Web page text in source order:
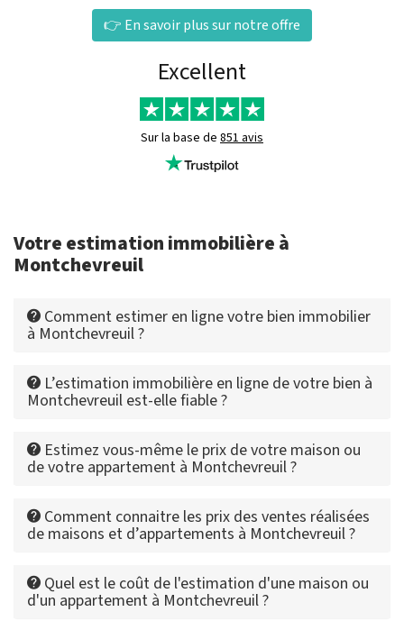
👉 En savoir plus sur notre offre
Excellent
Sur la base de 851 avis
Votre estimation immobilière à
Montchevreuil
Comment estimer en ligne votre bien immobilier
à Montchevreuil ?
L’estimation immobilière en ligne de votre bien à
Montchevreuil est-elle fiable ?
Estimez vous-même le prix de votre maison ou
de votre appartement à Montchevreuil ?
Comment connaitre les prix des ventes réalisées
de maisons et d’appartements à Montchevreuil ?
Quel est le coût de l'estimation d'une maison ou
d'un appartement à Montchevreuil ?